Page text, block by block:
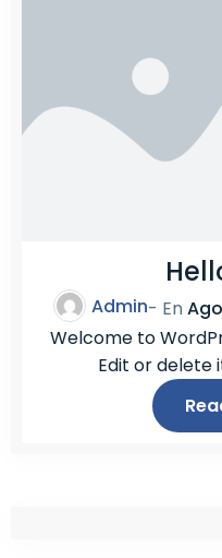
Admin- En
Welcome to
Edit or delete